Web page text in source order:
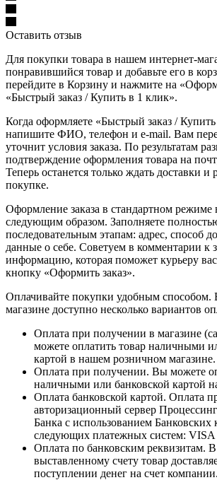
Оставить отзыв
Для покупки товара в нашем интернет-
понравившийся товар и добавьте его в
перейдите в Корзину и нажмите на
«Быстрый заказ / Купить в 1 клик».
Когда оформляете «Быстрый заказ /
напишите ФИО, телефон и e-mail. Вам
уточнит условия заказа. По результатам
подтверждение оформления товара на
Теперь останется только ждать доставки и
покупке.
Оформление заказа в стандартном режиме
следующим образом. Заполняете
последовательным этапам: адрес, способ
данные о себе. Советуем в комментарии к
информацию, которая поможет курьеру
кнопку «Оформить заказ».
Оплачивайте покупки удобным способом.
магазине доступно несколько вариантов
Оплата при получении в магазине
можете оплатить товар наличными
картой в нашем розничном магазине.
Оплата при получении. Вы можете
наличными или банковской картой
Оплата банковской картой. Оплата
авторизационный сервер
Банка с использованием Банковских
следующих платежных систем: VISA
Оплата по банковским реквизитам.
выставленному счету товар
поступлении денег на счет компании.